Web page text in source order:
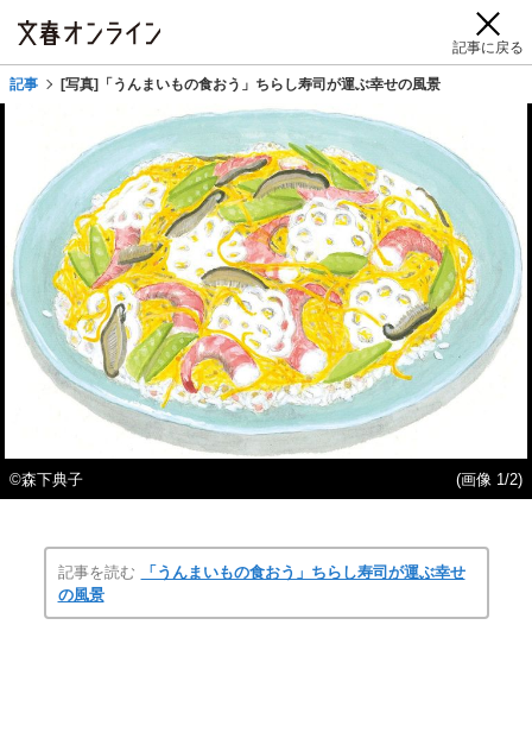
記事に戻る
記事 [写真]「うんまいもの食おう」ちらし寿司が運ぶ幸せの風景
©森下典子 (画像 1/2)
記事を読む
「うんまいもの食おう」ちらし寿司が運ぶ幸せ
の風景